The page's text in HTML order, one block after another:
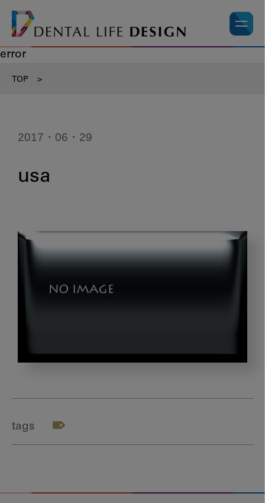
error
TOP >
2017・06・29
usa
tags